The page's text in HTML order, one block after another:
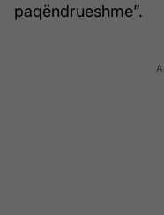
paqëndrueshme”.